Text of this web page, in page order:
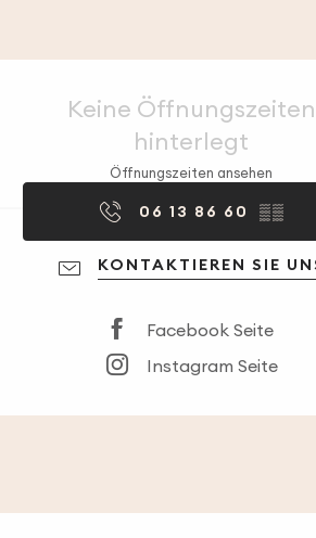
Keine Öffnungszeiten
hinterlegt
Öffnungszeiten ansehen
06 13 86 60 ▒▒
KONTAKTIEREN SIE
Facebook Seite
Instagram Seite